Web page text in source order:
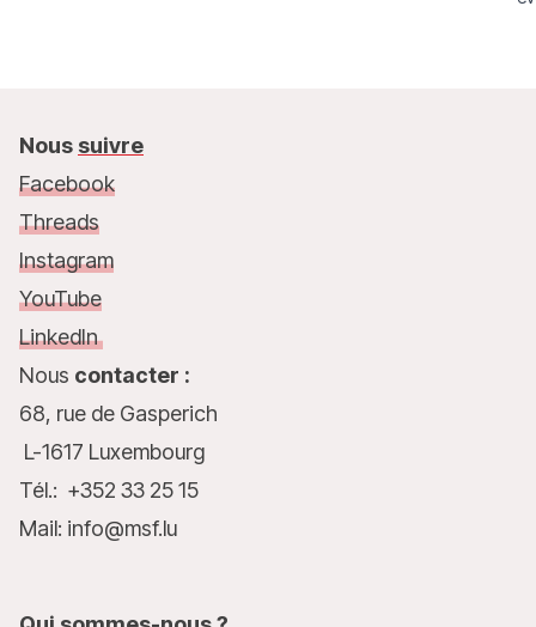
Nous suivre
Facebook
Threads
Instagram
YouTube
LinkedIn
Nous contacter :
68, rue de Gasperich
L-1617 Luxembourg
Tél.: +352 33 25 15
Mail: info@msf.lu